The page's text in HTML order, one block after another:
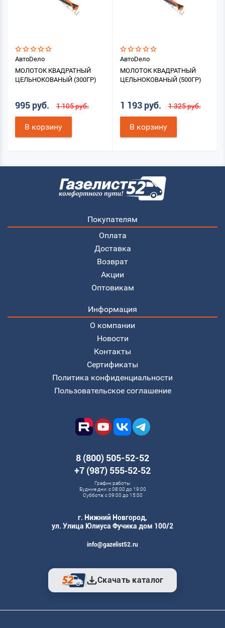
АвтоDело
МОЛОТОК КВАДРАТНЫЙ
ЦЕЛЬНОКОВАНЫЙ (300ГР)
995 руб. 1 105 руб.
В корзину
АвтоDело
МОЛОТОК КВАДРАТНЫЙ
ЦЕЛЬНОКОВАНЫЙ (500ГР)
1 193 руб. 1 325 руб.
В корзину
Покупателям
Оплата
Доставка
Возврат
Акции
Оптовикам
Информация
О компании
Новости
Контакты
Сертификаты
Политика конфиденциальности
Пользовательское соглашение
8 (800) 505-52-52
+7 (987) 555‑52‑52
График работы
Будние дни: с 08:00 до 19:00
Суббота: с 09:00 до 15:00
г. Нижний Новгород,
ул. Улица Юлиуса Фучика дом 100/2
info@gazelist52.ru
Скачать каталог